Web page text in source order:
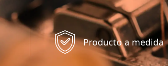
Producto a medida